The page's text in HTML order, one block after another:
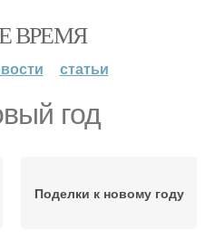
ВРЕМЯ
статьи
год
Поделки к новому году